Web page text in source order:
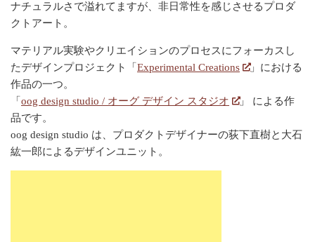
ナチュラルさで溢れてますが、非日常性を感じさせるプロダ
クトアート。
マテリアル実験やクリエイションのプロセスにフォーカスし
たデザインプロジェクト「 Experimental Creations
」における
作品の一つ。
「 oog design studio / オーグ デザイン スタジオ
」 による作
品です。
oog design studio は、プロダクトデザイナーの荻下直樹と大石
紘一郎によるデザインユニット。